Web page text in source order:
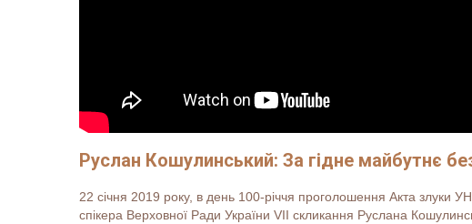
Руслан Кошулинський: За гідне майбутнє
22 січня 2019 року, в день 100-річчя проголошення Акта злуки
спікера Верховної Ради України VII скликання Руслана